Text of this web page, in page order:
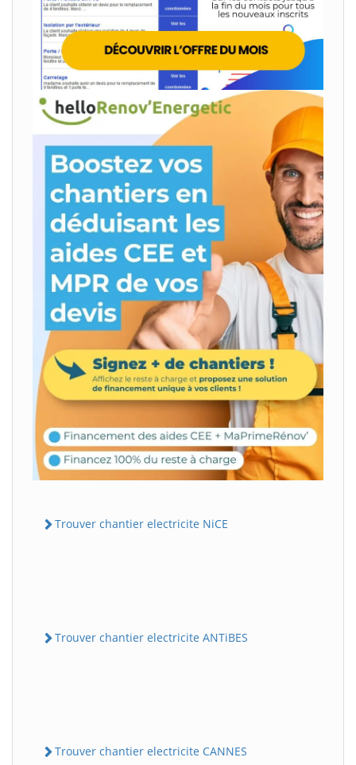
Trouver chantier electricite NiCE
Trouver chantier electricite ANTiBES
Trouver chantier electricite CANNES